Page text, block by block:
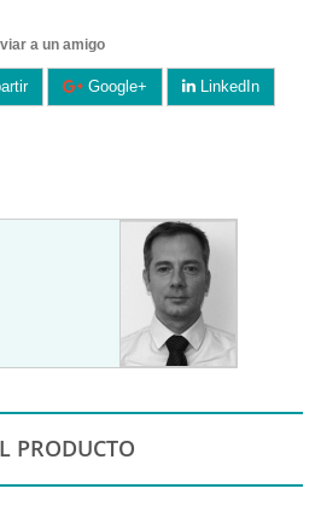
a un amigo
Google+ LinkedIn
PRODUCTO